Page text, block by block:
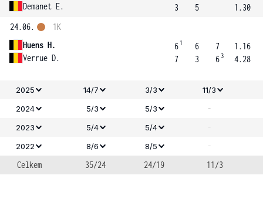
Demanet E.
3
5
1.30
24.06.
Huens H.
Verrue D.
1K
6 1
7
6
3
7
6 3
1.16
4.28
2025 14/7 3/3
11/3
2024
5/3 5/3 -
2023 5/4 5/4 -
2022 8/6 8/5
-
Celkem
35/24 24/19 11/3